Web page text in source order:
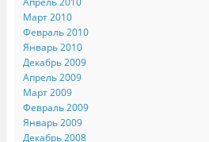
Март 2010
Февраль 2010
Январь 2010
Декабрь 2009
Апрель 2009
Март 2009
Февраль 2009
Январь 2009
Декабрь 2008